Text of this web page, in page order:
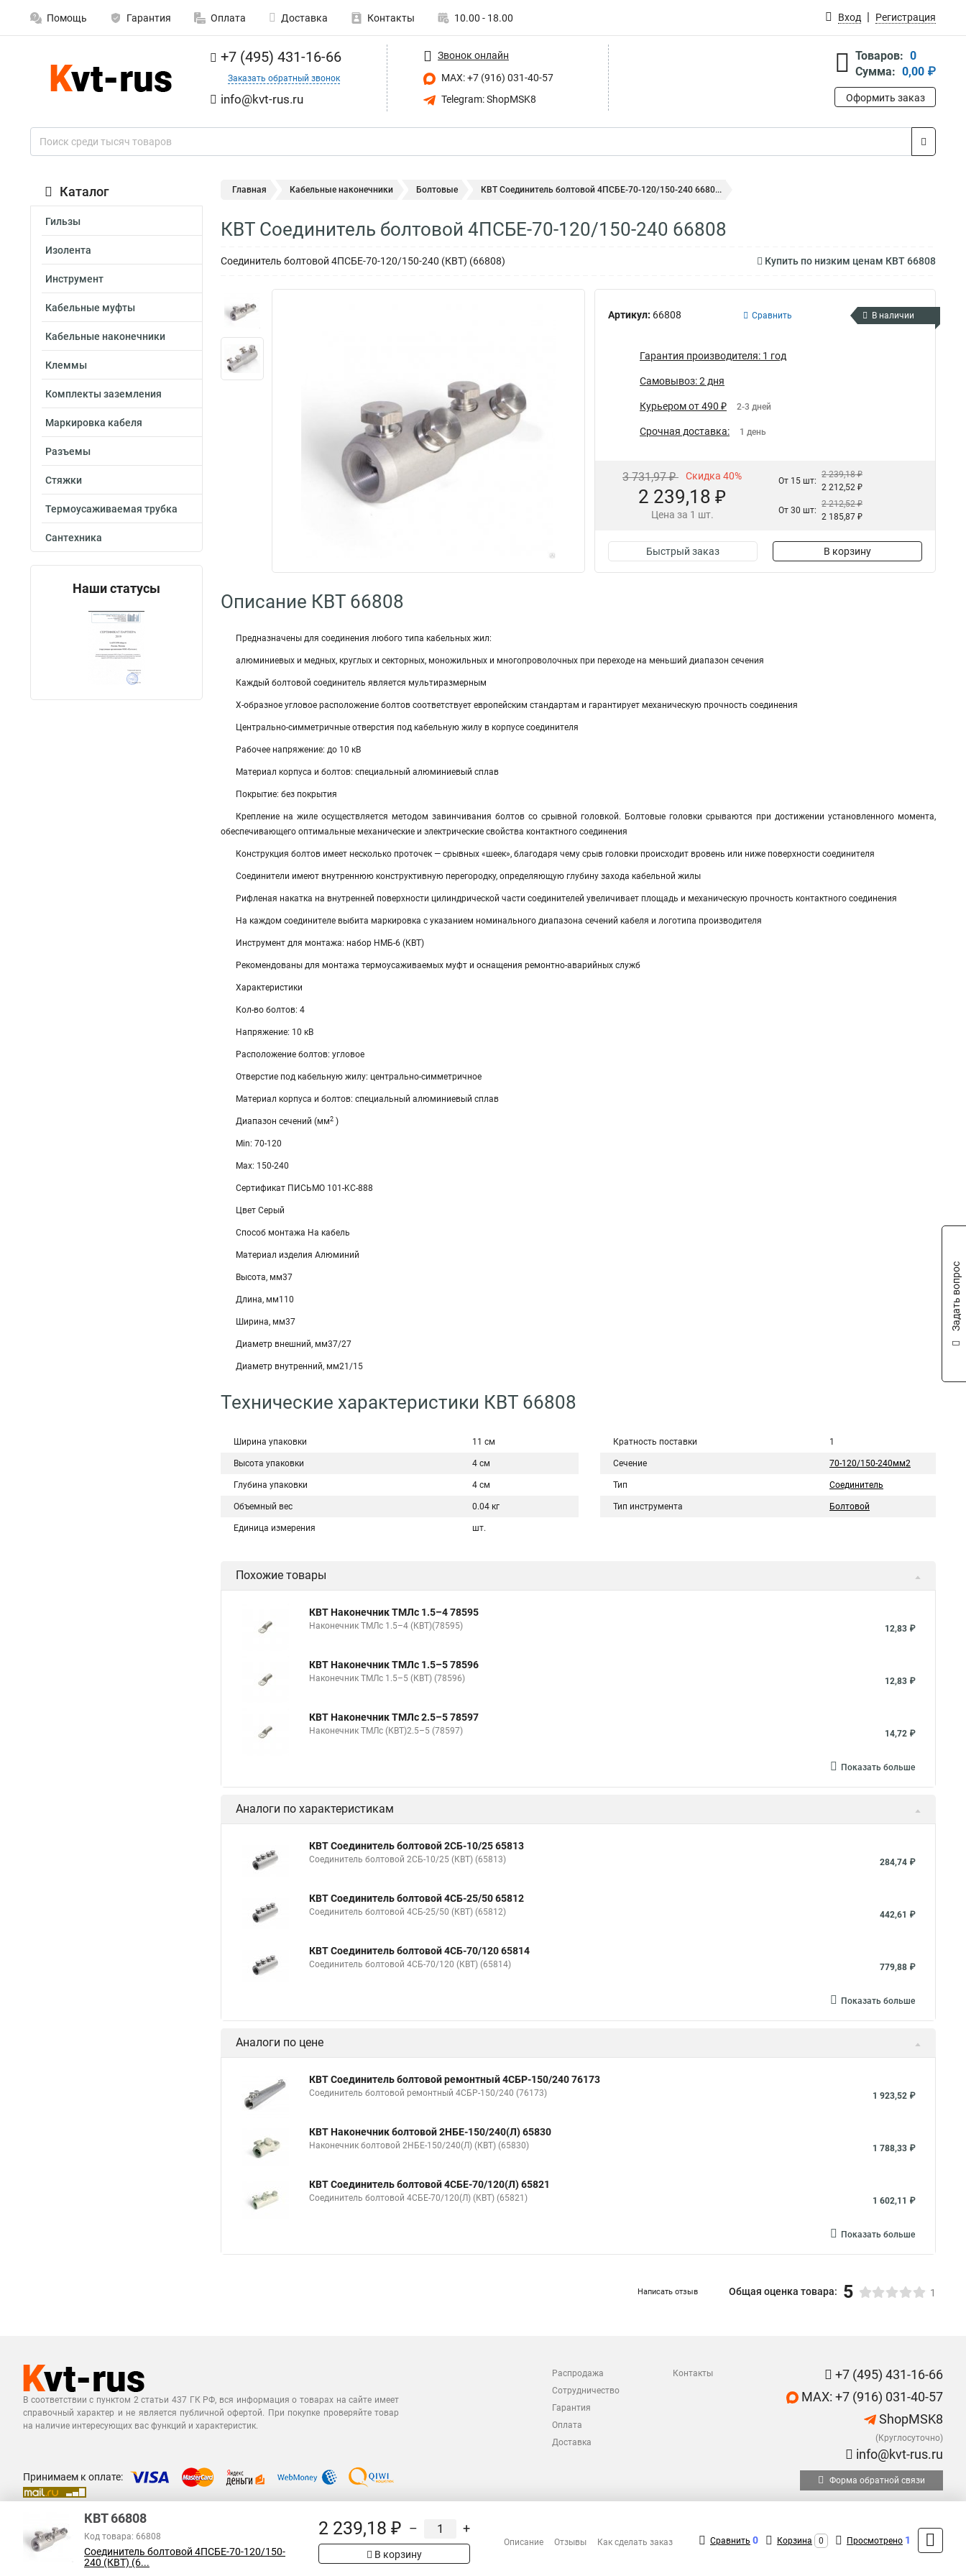
Помощь Гарантия Оплата Доставка Контакты 10.00 - 18.00 Вход Регистрация
+7 (495) 431-16-66
Заказать обратный звонок
info@kvt-rus.ru
Звонок онлайн
MAX: +7 (916) 031-40-57
Telegram: ShopMSK8
Товаров: 0
Сумма: 0,00 ₽
Оформить заказ
Каталог
Гильзы
Изолента
Инструмент
Кабельные муфты
Кабельные наконечники
Клеммы
Комплекты заземления
Маркировка кабеля
Разъемы
Стяжки
Термоусаживаемая трубка
Сантехника
Наши статусы
Главная Кабельные наконечники Болтовые КВТ Соединитель болтовой 4ПСБЕ-70-120/150-240 6680...
КВТ Соединитель болтовой 4ПСБЕ-70-120/150-240 66808
Соединитель болтовой 4ПСБЕ-70-120/150-240 (КВТ) (66808) Купить по низким ценам КВТ 66808
Артикул: 66808 Сравнить В наличии
Гарантия производителя: 1 год
Самовывоз: 2 дня
Курьером от 490 ₽ 2-3 дней
Срочная доставка: 1 день
3 731,97 ₽ Скидка 40%
2 239,18 ₽
Цена за 1 шт.
От 15 шт:
2 239,18 ₽
2 212,52 ₽
От 30 шт:
2 212,52 ₽
2 185,87 ₽
Быстрый заказ В корзину
Описание КВТ 66808
Предназначены для соединения любого типа кабельных жил:
алюминиевых и медных, круглых и секторных, моножильных и многопроволочных при переходе на меньший диапазон сечения
Каждый болтовой соединитель является мультиразмерным
Х-образное угловое расположение болтов соответствует европейским стандартам и гарантирует механическую прочность соединения
Центрально-симметричные отверстия под кабельную жилу в корпусе соединителя
Рабочее напряжение: до 10 кВ
Материал корпуса и болтов: специальный алюминиевый сплав
Покрытие: без покрытия
Крепление на жиле осуществляется методом завинчивания болтов со срывной головкой. Болтовые головки срываются при достижении установленного момента,
обеспечивающего оптимальные механические и электрические свойства контактного соединения
Конструкция болтов имеет несколько проточек — срывных «шеек», благодаря чему срыв головки происходит вровень или ниже поверхности соединителя
Соединители имеют внутреннюю конструктивную перегородку, определяющую глубину захода кабельной жилы
Рифленая накатка на внутренней поверхности цилиндрической части соединителей увеличивает площадь и механическую прочность контактного соединения
На каждом соединителе выбита маркировка с указанием номинального диапазона сечений кабеля и логотипа производителя
Инструмент для монтажа: набор НМБ-6 (КВТ)
Рекомендованы для монтажа термоусаживаемых муфт и оснащения ремонтно-аварийных служб
Характеристики
Кол-во болтов: 4
Напряжение: 10 кВ
Расположение болтов: угловое
Отверстие под кабельную жилу: центрально-симметричное
Материал корпуса и болтов: специальный алюминиевый сплав
Диапазон сечений (мм2 )
Min: 70-120
Max: 150-240
Сертификат ПИСЬМО 101-KC-888
Цвет Серый
Способ монтажа На кабель
Материал изделия Алюминий
Высота, мм37
Длина, мм110
Ширина, мм37
Диаметр внешний, мм37/27
Диаметр внутренний, мм21/15
Технические характеристики КВТ 66808
Ширина упаковки 11 см
Высота упаковки 4 см
Глубина упаковки 4 см
Объемный вес 0.04 кг
Единица измерения шт.
Кратность поставки 1
Сечение 70-120/150-240мм2
Тип Соединитель
Тип инструмента Болтовой
Похожие товары
КВТ Наконечник ТМЛс 1.5–4 78595
Наконечник ТМЛс 1.5–4 (КВТ)(78595) 12,83 ₽
КВТ Наконечник ТМЛс 1.5–5 78596
Наконечник ТМЛс 1.5–5 (КВТ) (78596) 12,83 ₽
КВТ Наконечник ТМЛс 2.5–5 78597
Наконечник ТМЛс (КВТ)2.5–5 (78597) 14,72 ₽
Показать больше
Аналоги по характеристикам
КВТ Соединитель болтовой 2СБ-10/25 65813
Соединитель болтовой 2СБ-10/25 (КВТ) (65813) 284,74 ₽
КВТ Соединитель болтовой 4СБ-25/50 65812
Соединитель болтовой 4СБ-25/50 (КВТ) (65812) 442,61 ₽
КВТ Соединитель болтовой 4СБ-70/120 65814
Соединитель болтовой 4СБ-70/120 (КВТ) (65814) 779,88 ₽
Показать больше
Аналоги по цене
КВТ Соединитель болтовой ремонтный 4СБР-150/240 76173
Соединитель болтовой ремонтный 4СБР-150/240 (76173) 1 923,52 ₽
КВТ Наконечник болтовой 2НБЕ-150/240(Л) 65830
Наконечник болтовой 2НБЕ-150/240(Л) (КВТ) (65830) 1 788,33 ₽
КВТ Соединитель болтовой 4СБЕ-70/120(Л) 65821
Соединитель болтовой 4СБЕ-70/120(Л) (КВТ) (65821) 1 602,11 ₽
Показать больше
Написать отзыв Общая оценка товара: 5 1
В соответствии с пунктом 2 статьи 437 ГК РФ, вся информация о товарах на сайте имеет
справочный характер и не является публичной офертой. При покупке проверяйте товар
на наличие интересующих вас функций и характеристик.
Распродажа
Сотрудничество
Гарантия
Оплата
Доставка
Контакты
+7 (495) 431-16-66
MAX: +7 (916) 031-40-57
ShopMSK8
(Круглосуточно)
info@kvt-rus.ru
Принимаем к оплате: Форма обратной связи
КВТ 66808
Код товара: 66808
Соединитель болтовой 4ПСБЕ-70-120/150-
240 (КВТ) (6...
2 239,18 ₽ – +
В корзину
Описание Отзывы Как сделать заказ Сравнить 0 Корзина 0 Просмотрено 1
Задать вопрос